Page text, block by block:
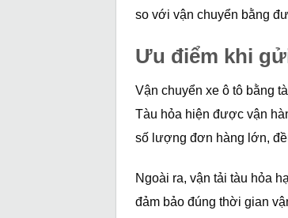
so với vận chuyển bằng
Ưu điểm khi
Vận chuyển xe ô tô bằng
Tàu hỏa hiện được vận
số lượng đơn hàng lớn,
Ngoài ra, vận tải tàu hỏa
đảm bảo đúng thời gian